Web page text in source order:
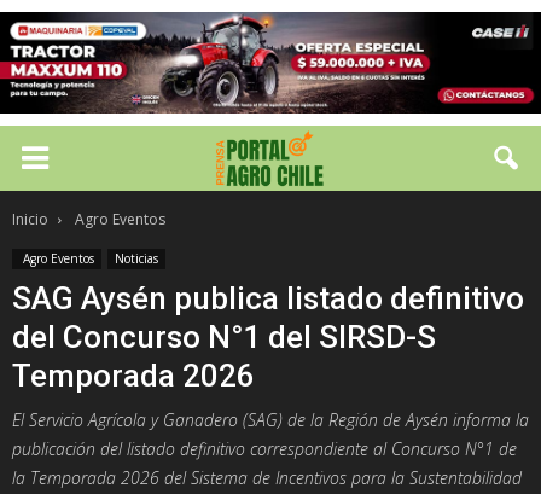
Inicio Agro Eventos
Agro Eventos Noticias
SAG Aysén publica listado definitivo
del Concurso N°1 del SIRSD-S
Temporada 2026
El Servicio Agrícola y Ganadero (SAG) de la Región de Aysén informa la
publicación del listado definitivo correspondiente al Concurso N°1 de
la Temporada 2026 del Sistema de Incentivos para la Sustentabilidad